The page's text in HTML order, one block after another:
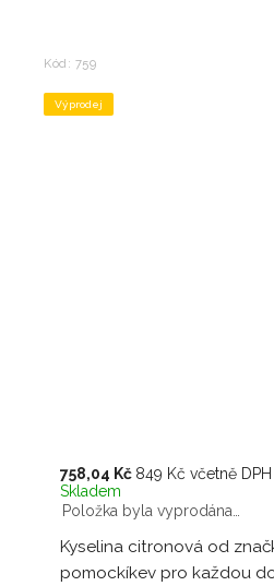
Kód: 759
Výprodej
758,04 Kč 849 Kč včetně DPH
Skladem
Položka byla vyprodána…
Kyselina citronová od
pomockíkev pro každou